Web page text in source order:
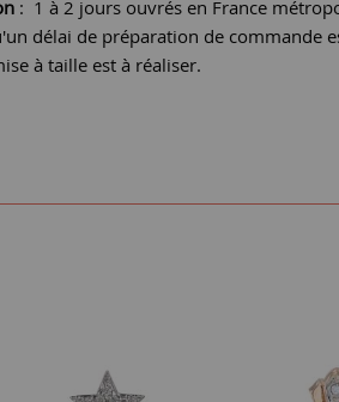
: 1 à 2 jours ouvrés en France
délai de préparation de commande
à taille est à réaliser.